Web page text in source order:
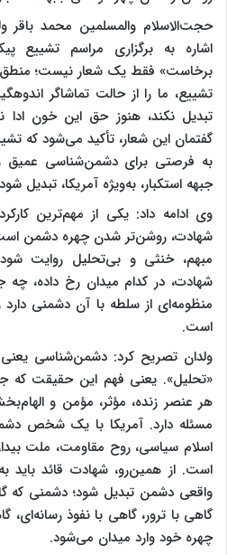
حجت‌الاسلام والمسلمین محمد باقر
اشاره به برگزاری مراسم تشییع
برخاست» فقط یک شعار نیست؛
تشییع، ما را از حالت تماشاگر
تبدیل نکند، هنوز حق این خون
گفتمان این شعار، تأکید می‌شود که
به فرصتی برای دشمن‌شناسی عمیق
جبهه استکبار، به‌ویژه آمریکا، تبدیل
وی ادامه داد: یکی از مهم‌ترین
شهادت، روشن‌تر شدن چهره دشمن
مبهم، خنثی و بی‌تحلیل روایت
شهادت، در کدام میدان رخ داده، چه
منظومه‌ای از سلطه با آن دشمنی
است.
ولدان تصریح کرد: دشمن‌شناسی
«تحلیل». یعنی فهم این حقیقت که
هر عنصر زنده، مؤثر، مؤمن و
مسئله دارد. آمریکا با یک شخص
اسلام سیاسی، روح مقاومت، ملت
است. از همین‌رو، شهادت قائد باید
واقعی دشمن تبدیل شود؛ دشمنی که
گاهی با ترور، گاهی با نفوذ
چهره خود وارد میدان می‌شود.